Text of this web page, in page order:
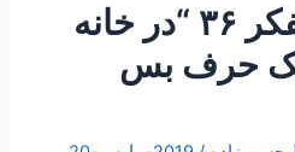
۱۴۸ – ساعتی تفکر ۳۶ “در خانه
حرف بس